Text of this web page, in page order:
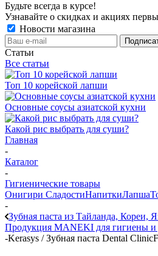
Будьте всегда в курсе!
Узнавайте о скидках и акциях
Новости магазина
Статьи
Все статьи
Топ 10 корейской лапши
Основные соусы азиатской кухни
Какой рис выбрать для суши?
Главная
-
Каталог
-
Гигиенические товары
Онигири СладостиНапиткиЛапша
-
Зубная паста из Тайланда, Кореи,
Продукция MANEKI для гигиены и
-Kerasys / Зубная паста Dental